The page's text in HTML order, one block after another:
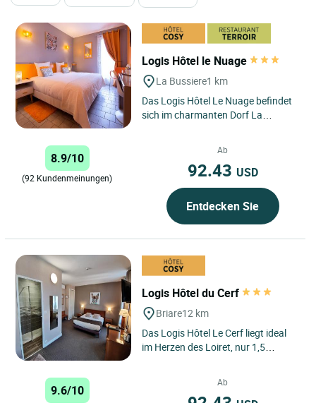
Logis Hôtel le Nuage
La Bussiere1 km
Das Logis Hôtel Le Nuage befindet
sich im charmanten Dorf La
8.9/10
(92 Kundenmeinungen)
Ab
92.43 USD
Entdecken Sie
Logis Hôtel du Cerf
Briare12 km
Das Logis Hôtel Le Cerf liegt ideal
im Herzen des Loiret, nur 1,5
9.6/10
Ab